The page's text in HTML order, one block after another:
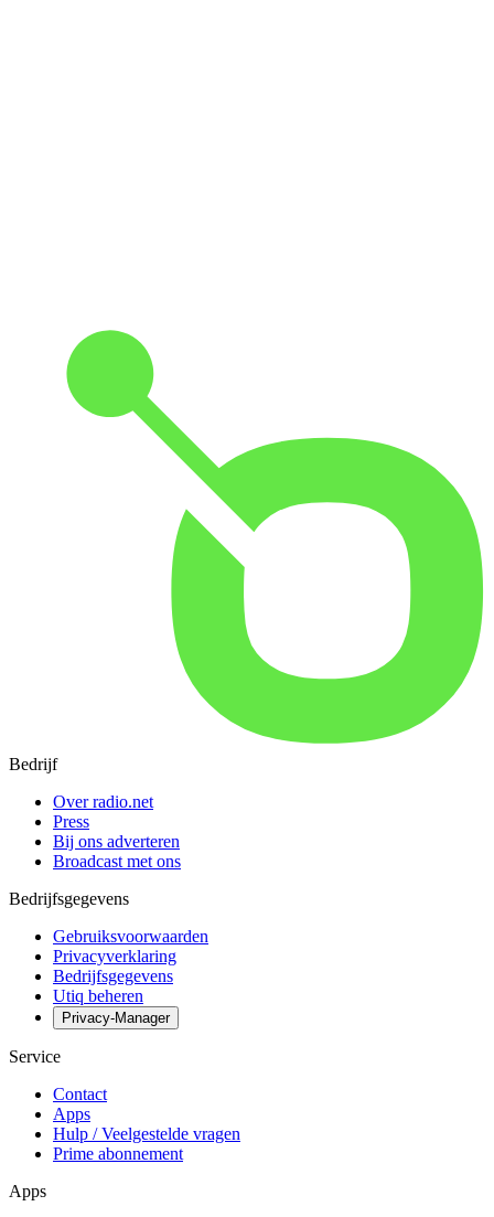
Bedrijf
Over radio.net
Press
Bij ons adverteren
Broadcast met ons
Bedrijfsgegevens
Gebruiksvoorwaarden
Privacyverklaring
Bedrijfsgegevens
Utiq beheren
Privacy-Manager
Service
Contact
Apps
Hulp / Veelgestelde vragen
Prime abonnement
Apps